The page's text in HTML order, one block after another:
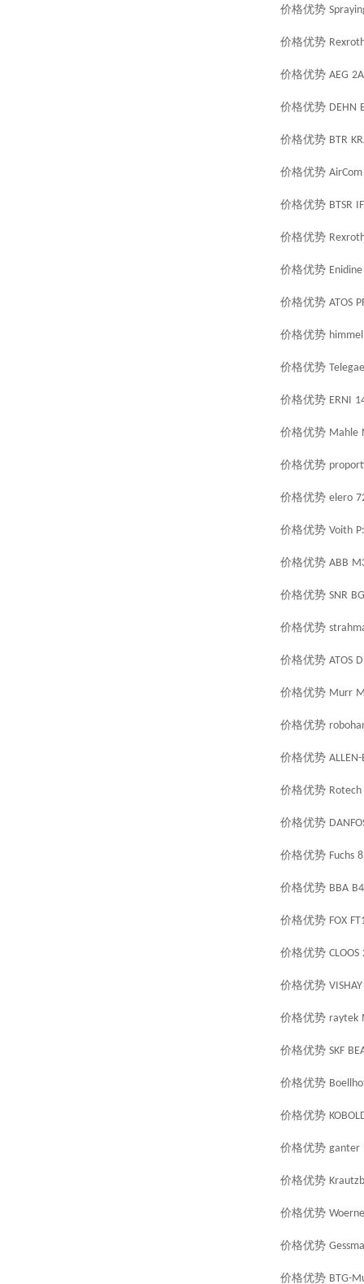
价格优势
价格优势
价格优势 AEG
价格优势 DEHN
价格优势 BTR
价格优势 AirCom
价格优势 BTSR
价格优势
价格优势 Enidine
价格优势 ATOS
价格优势 himmel
价格优势
价格优势 ERNI
价格优势 Mahle
价格优势
价格优势 elero
价格优势 Voith
价格优势 ABB
价格优势 SNR
价格优势
价格优势 ATOS
价格优势 Murr
价格优势
价格优势 ALLEN-
价格优势 Rotech
价格优势
价格优势 Fuchs
价格优势 BBA
价格优势 FOX
价格优势 CLOOS
价格优势 VISHAY
价格优势 raytek
价格优势 SKF
价格优势
价格优势
价格优势 ganter
价格优势
价格优势
价格优势
价格优势 BTG-